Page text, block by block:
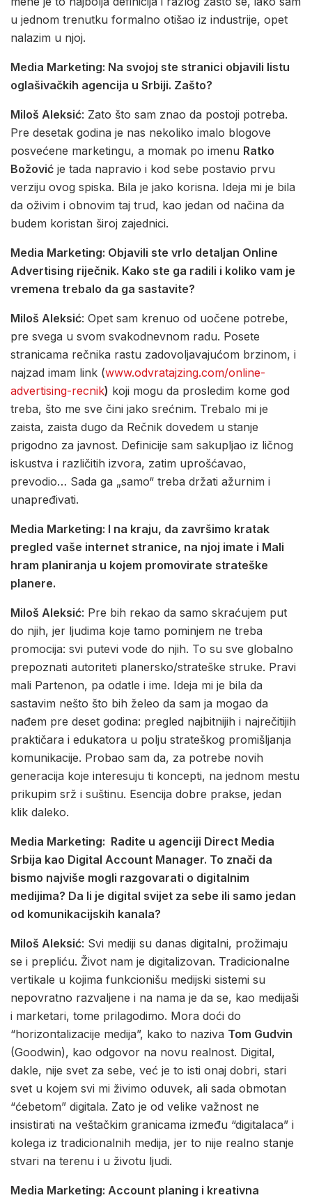
u jednom trenutku formalno otišao iz industrije, opet
nalazim u njoj.
Media Marketing: Na svojoj ste stranici objavili listu
oglašivačkih agencija u Srbiji. Zašto?
Miloš Aleksić: Zato što sam znao da postoji potreba.
Pre desetak godina je nas nekoliko imalo blogove
posvećene marketingu, a momak po imenu Ratko
Božović je tada napravio i kod sebe postavio prvu
verziju ovog spiska. Bila je jako korisna. Ideja mi je bila
da oživim i obnovim taj trud, kao jedan od načina da
budem koristan široj zajednici.
Media Marketing: Objavili ste vrlo detaljan Online
Advertising riječnik. Kako ste ga radili i koliko vam je
vremena trebalo da ga sastavite?
Miloš Aleksić: Opet sam krenuo od uočene potrebe,
pre svega u svom svakodnevnom radu. Posete
stranicama rečnika rastu zadovoljavajućom brzinom, i
najzad imam link (www.odvratajzing.com/online-
advertising-recnik) koji mogu da prosledim kome god
treba, što me sve čini jako srećnim. Trebalo mi je
zaista, zaista dugo da Rečnik dovedem u stanje
prigodno za javnost. Definicije sam sakupljao iz ličnog
iskustva i različitih izvora, zatim uprošćavao,
prevodio… Sada ga „samo“ treba držati ažurnim i
unapređivati.
Media Marketing: I na kraju, da završimo kratak
pregled vaše internet stranice, na njoj imate i Mali
hram planiranja u kojem promovirate strateške
planere.
Miloš Aleksić: Pre bih rekao da samo skraćujem put
do njih, jer ljudima koje tamo pominjem ne treba
promocija: svi putevi vode do njih. To su sve globalno
prepoznati autoriteti planersko/strateške struke. Pravi
mali Partenon, pa odatle i ime. Ideja mi je bila da
sastavim nešto što bih želeo da sam ja mogao da
nađem pre deset godina: pregled najbitnijih i najrečitijih
praktičara i edukatora u polju strateškog promišljanja
komunikacije. Probao sam da, za potrebe novih
generacija koje interesuju ti koncepti, na jednom mestu
prikupim srž i suštinu. Esencija dobre prakse, jedan
klik daleko.
Media Marketing: Radite u agenciji Direct Media
Srbija kao Digital Account Manager. To znači da
bismo najviše mogli razgovarati o digitalnim
medijima? Da li je digital svijet za sebe ili samo jedan
od komunikacijskih kanala?
Miloš Aleksić: Svi mediji su danas digitalni, prožimaju
se i prepliću. Život nam je digitalizovan. Tradicionalne
vertikale u kojima funkcionišu medijski sistemi su
nepovratno razvaljene i na nama je da se, kao medijaši
i marketari, tome prilagodimo. Mora doći do
“horizontalizacije medija”, kako to naziva Tom Gudvin
(Goodwin), kao odgovor na novu realnost. Digital,
dakle, nije svet za sebe, već je to isti onaj dobri, stari
svet u kojem svi mi živimo oduvek, ali sada obmotan
“ćebetom” digitala. Zato je od velike važnost ne
insistirati na veštačkim granicama između “digitalaca” i
kolega iz tradicionalnih medija, jer to nije realno stanje
stvari na terenu i u životu ljudi.
Media Marketing: Account planing i kreativna